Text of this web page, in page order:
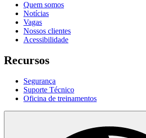
Quem somos
Notícias
Vagas
Nossos clientes
Acessibilidade
Recursos
Segurança
Suporte Técnico
Oficina de treinamentos